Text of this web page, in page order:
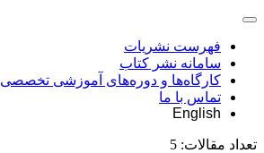
فهرست نشریات
سامانه نشر کتاب
کارگاه‌ها و دوره‌های آموزشی تخصصی
تماس با ما
English
تعداد مقالات: 5